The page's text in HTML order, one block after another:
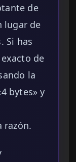
de
lugar de
Si has
de
la
bytes» y
razón.